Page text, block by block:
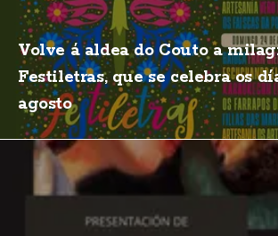
Volve á aldea do Couto a
Festiletras, que se celebra os
agosto